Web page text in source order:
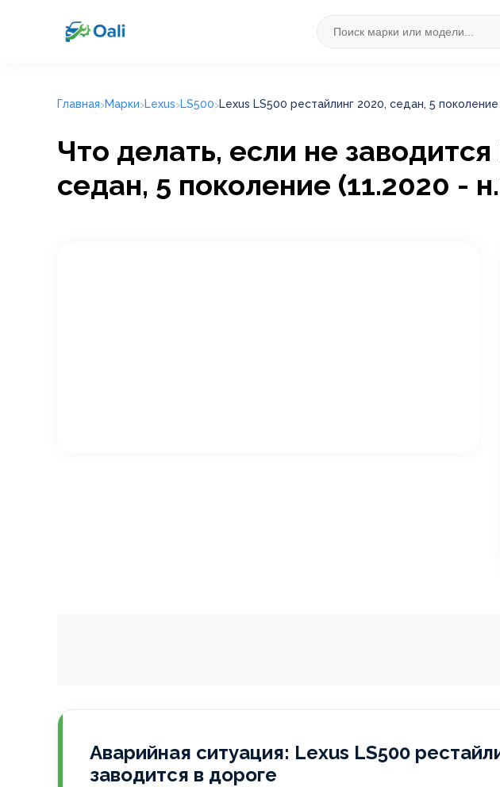
Главная Марки Lexus LS500 Lexus LS500 рестайлинг 2020, седан, 5 поколение
Что делать, если не
седан, 5 поколение (11.2020 -
Аварийная ситуация: Lexus LS500
заводится в дороге